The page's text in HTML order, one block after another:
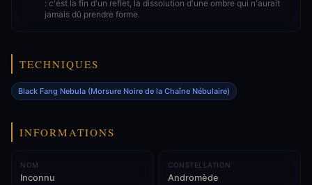
: c'est la fin d'un reflet, la dissolution d'une ombre qui n'aurait
jamais dû prendre forme.
TECHNIQUES
Black Fang Nebula (Morsure Noire de la Chaîne Nébulaire)
INFORMATIONS
NOM
Inconnu
CONSTELLATION
Andromède